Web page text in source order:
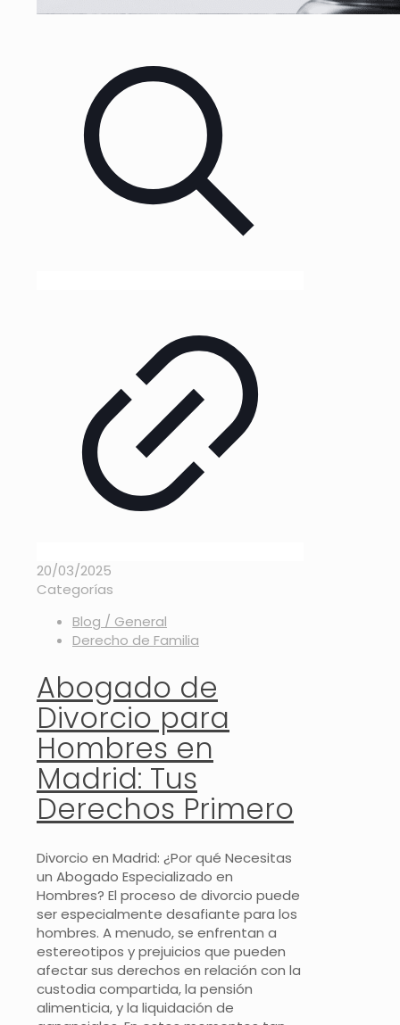
20/03/2025
Categorías
Blog / General
Derecho de Familia
Abogado de
Divorcio para
Hombres en
Madrid: Tus
Derechos Primero
Divorcio en Madrid: ¿Por qué Necesitas
un Abogado Especializado en
Hombres? El proceso de divorcio puede
ser especialmente desafiante para los
hombres. A menudo, se enfrentan a
estereotipos y prejuicios que pueden
afectar sus derechos en relación con la
custodia compartida, la pensión
alimenticia, y la liquidación de